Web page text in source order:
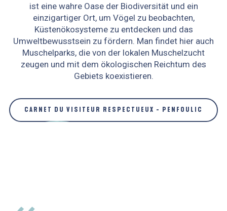
ist eine wahre Oase der Biodiversität und ein
einzigartiger Ort, um Vögel zu beobachten,
Küstenökosysteme zu entdecken und das
Umweltbewusstsein zu fördern. Man findet hier auch
Muschelparks, die von der lokalen Muschelzucht
zeugen und mit dem ökologischen Reichtum des
Gebiets koexistieren.
CARNET DU VISITEUR RESPECTUEUX - PENFOULIC